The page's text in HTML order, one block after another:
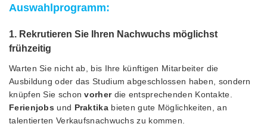
Auswahlprogramm:
1. Rekrutieren Sie Ihren Nachwuchs möglichst
frühzeitig
Warten Sie nicht ab, bis Ihre künftigen Mitarbeiter die
Ausbildung oder das Studium abgeschlossen haben, sondern
knüpfen Sie schonvorherdie entsprechenden Kontakte.
Ferienjobs und Praktikabieten gute Möglichkeiten, an
talentierten Verkaufsnachwuchs zu kommen.